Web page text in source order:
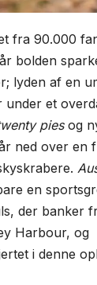
fra 90.000
bolden
lyden af en
under et
piesog
ned over en
en
der banker
Harbour, og
i denne